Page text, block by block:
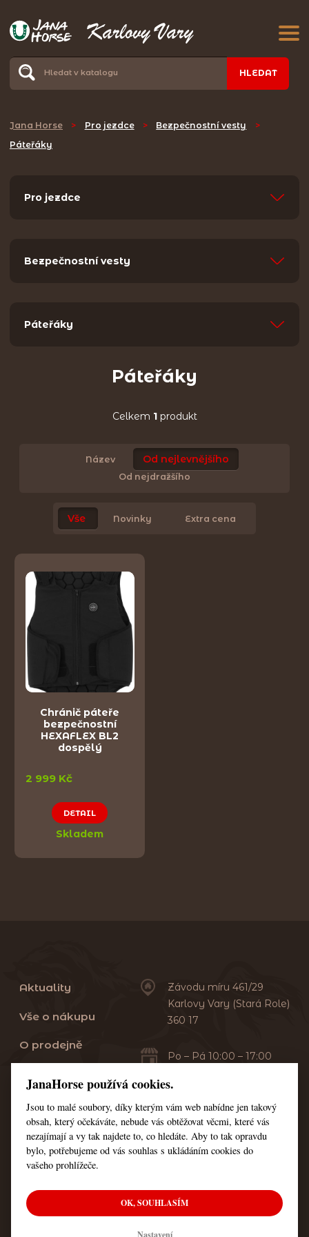
HLEDAT
Jana Horse > Pro jezdce > Bezpečnostní vesty
>
Páteřáky
Pro jezdce
Bezpečnostní vesty
Páteřáky
Páteřáky
Celkem 1produkt
Název Od nejlevnějšího
Od nejdražšího
Vše Novinky Extra cena
Chránič páteře
bezpečnostní
HEXAFLEX BL2
dospělý
2 999 Kč
DETAIL
Skladem
Aktuality
Vše o nákupu
O prodejně
Servis
Kontakt
Nastavení cookies
Závodu míru 461/29
Karlovy Vary (Stará Role)
360 17
Po – Pá 10:00 – 17:00
+420 353 549 410
+420 608 444 378
© Všechna práva vyhrazena JanaHorse
JanaHorse používá cookies.
Jsou to malé soubory, díky kterým vám web nabídne jen takový
obsah, který očekáváte, nebude vás obtěžovat věcmi, které vás
nezajímají a vy tak najdete to, co hledáte. Aby to tak opravdu
bylo, potřebujeme od vás souhlas s ukládáním cookies do
vašeho prohlížeče.
OK, SOUHLASÍM
Nastavení